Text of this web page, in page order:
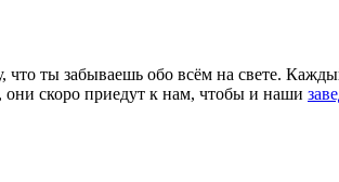
ты забываешь обо всём на свете.
они скоро приедут к нам, чтобы и наши